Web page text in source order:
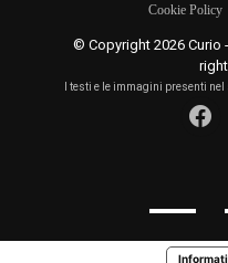
Cookie Policy
© Copyright 2026 Curio
I testi e le immagini presenti